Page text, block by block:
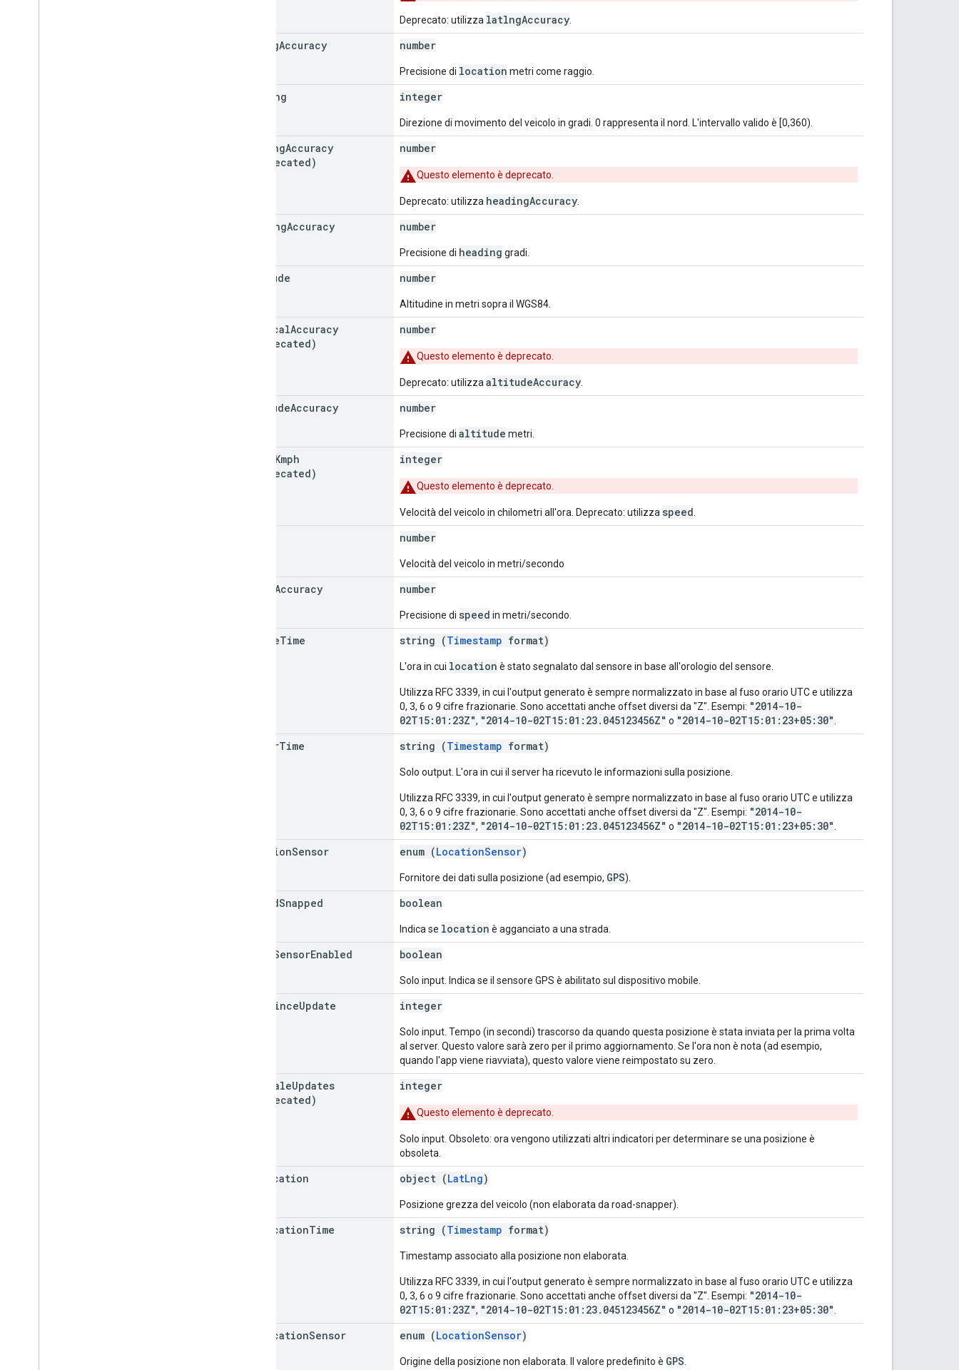
Deprecato: utilizza latlngAccuracy
latlngAccuracy number
Precisione di location metri come raggio.
heading integer
Direzione di movimento del veicolo in gradi. 0 rappresenta il nord. L'intervallo valido è [0,360).
bearingAccuracy
(deprecated)
number
Questo elemento è deprecato.
Deprecato: utilizza headingAccuracy
headingAccuracy number
Precisione di heading gradi.
altitude number
Altitudine in metri sopra il WGS84.
verticalAccuracy
(deprecated)
number
Questo elemento è deprecato.
Deprecato: utilizza altitudeAccuracy
altitudeAccuracy number
Precisione di altitude metri.
Kmph
(deprecated)
integer
Questo elemento è deprecato.
Velocità del veicolo in chilometri all'ora. Deprecato: utilizza speed
number
Velocità del veicolo in metri/secondo
Accuracy number
Precisione di speed in metri/secondo.
updateTime string (Timestamp format)
L'ora in cui location è stato segnalato dal sensore in base all'orologio del sensore.
Utilizza RFC 3339, in cui l'output generato è sempre normalizzato in base al fuso orario UTC e utilizza
0, 3, 6 o 9 cifre frazionarie. Sono accettati anche offset diversi da "Z". Esempi: "2014-10-
02T15:01:23Z", "2014-10-02T15:01:23.045123456Z" o "2014-10-02T15:01:23+05:30"
serverTime string (Timestamp format)
Solo output. L'ora in cui il server ha ricevuto le informazioni sulla posizione.
Utilizza RFC 3339, in cui l'output generato è sempre normalizzato in base al fuso orario UTC e utilizza
0, 3, 6 o 9 cifre frazionarie. Sono accettati anche offset diversi da "Z". Esempi: "2014-10-
02T15:01:23Z", "2014-10-02T15:01:23.045123456Z" o "2014-10-02T15:01:23+05:30"
locationSensor enum (LocationSensor)
Fornitore dei dati sulla posizione (ad esempio, GPS).
RoadSnapped boolean
Indica se location è agganciato a una strada.
SensorEnabled boolean
Solo input. Indica se il sensore GPS è abilitato sul dispositivo mobile.
SinceUpdate integer
Solo input. Tempo (in secondi) trascorso da quando questa posizione è stata inviata per la prima volta
al server. Questo valore sarà zero per il primo aggiornamento. Se l'ora non è nota (ad esempio,
quando l'app viene riavviata), questo valore viene reimpostato su zero.
StaleUpdates
(deprecated)
integer
Questo elemento è deprecato.
Solo input. Obsoleto: ora vengono utilizzati altri indicatori per determinare se una posizione è
obsoleta.
Location object (LatLng)
Posizione grezza del veicolo (non elaborata da road-snapper).
LocationTime string (Timestamp format)
Timestamp associato alla posizione non elaborata.
Utilizza RFC 3339, in cui l'output generato è sempre normalizzato in base al fuso orario UTC e utilizza
0, 3, 6 o 9 cifre frazionarie. Sono accettati anche offset diversi da "Z". Esempi: "2014-10-
02T15:01:23Z", "2014-10-02T15:01:23.045123456Z" o "2014-10-02T15:01:23+05:30"
LocationSensor enum (LocationSensor)
Origine della posizione non elaborata. Il valore predefinito è GPS